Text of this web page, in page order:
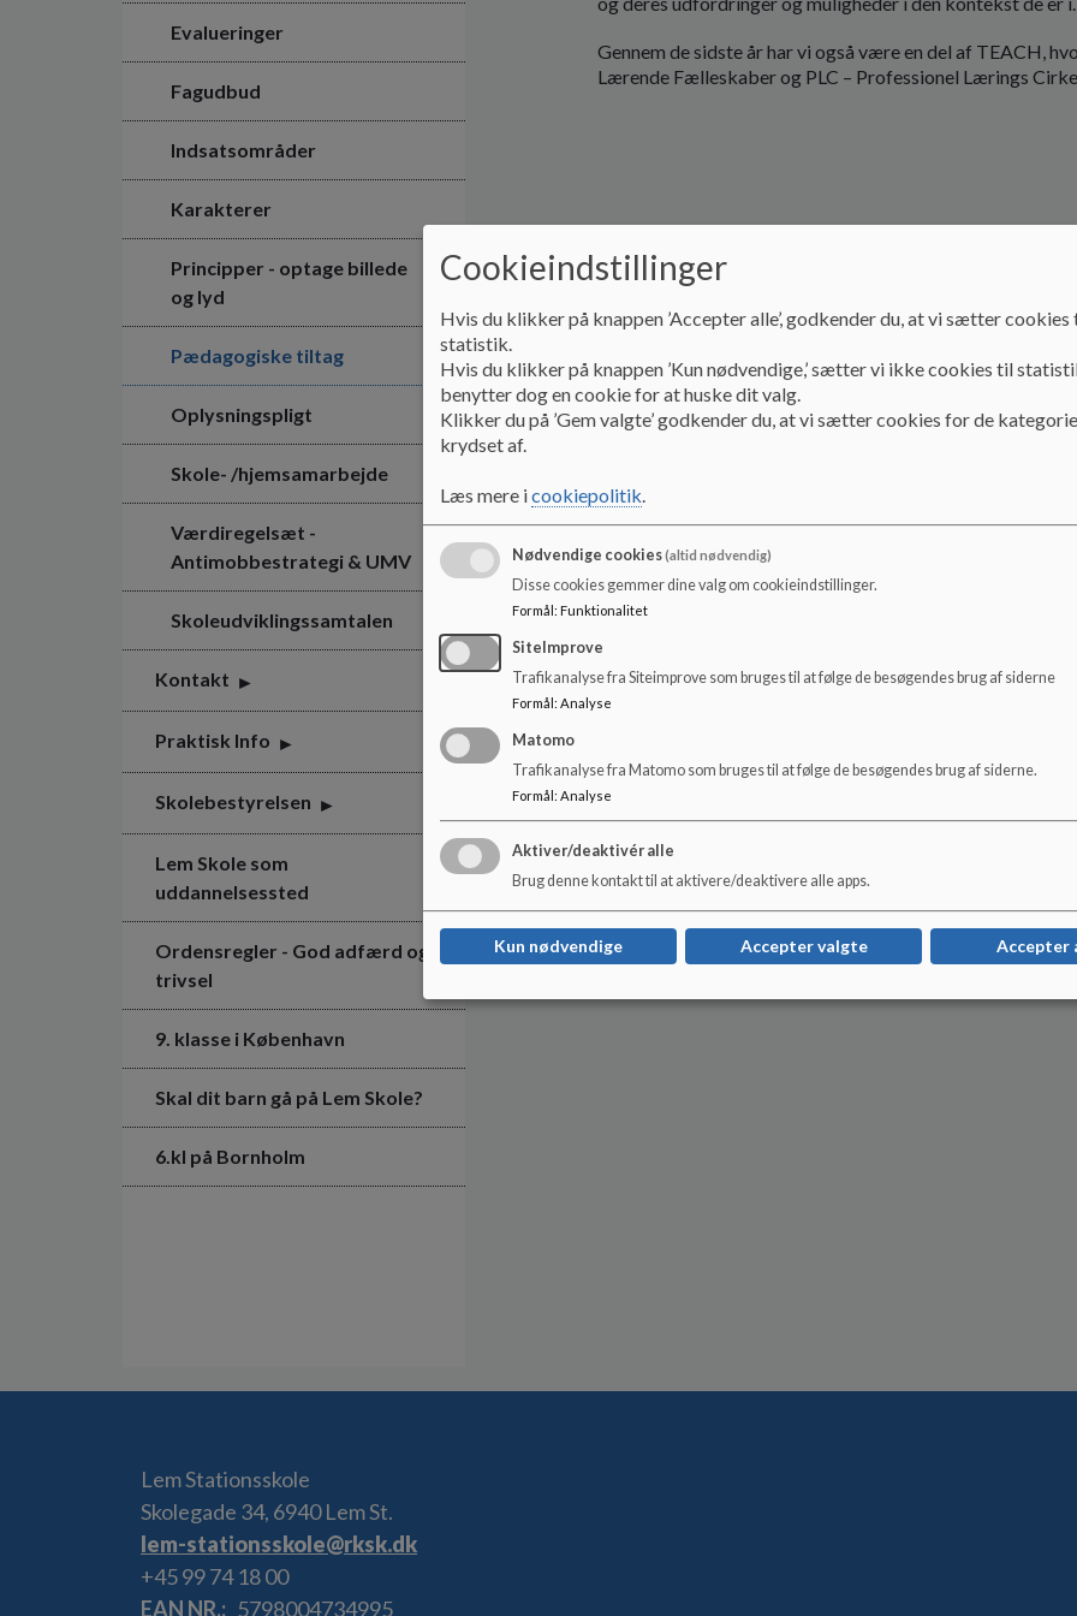
Evalueringer
Fagudbud
Indsatsområder
Karakterer
Principper - optage billede
og lyd
Pædagogiske tiltag
Oplysningspligt
Skole- /hjemsamarbejde
Værdiregelsæt -
Antimobbestrategi & UMV
Skoleudviklingssamtalen
Kontakt
Praktisk Info
Skolebestyrelsen
Lem Skole som
uddannelsessted
Ordensregler - God adfærd og
trivsel
9. klasse i København
Skal dit barn gå på Lem Skole?
6.kl på Bornholm
Gennem de sidste år har vi også være en del af TEACH,
Lærende Fælleskaber og PLC – Professionel Lærings
Lem Stationsskole
Skolegade 34, 6940 Lem St.
lem-stationsskole@rksk.dk
+45 99 74 18 00
EAN NR.
5798004734995
Cookieindstillinger
Hvis du klikker på knappen ’Accepter alle’, godkender du, at vi sætter
statistik.
Hvis du klikker på knappen ’Kun nødvendige,’ sætter vi ikke cookies til
benytter dog en cookie for at huske dit valg.
Klikker du på ’Gem valgte’ godkender du, at vi sætter cookies for de
krydset af.
Læs mere icookiepolitik.
Nødvendige cookies(altid nødvendig)
Disse cookies gemmer dine valg om cookieindstillinger.
Formål : Funktionalitet
SiteImprove
Trafikanalyse fra Siteimprove som bruges til at følge de besøgendes brug af siderne
Formål : Analyse
Matomo
Trafikanalyse fra Matomo som bruges til at følge de besøgendes brug af siderne.
Formål: Analyse
Aktiver/deaktivér alle
Brug denne kontakt til at aktivere/deaktivere alle apps.
Kun nødvendige Accepter valgte Accepter